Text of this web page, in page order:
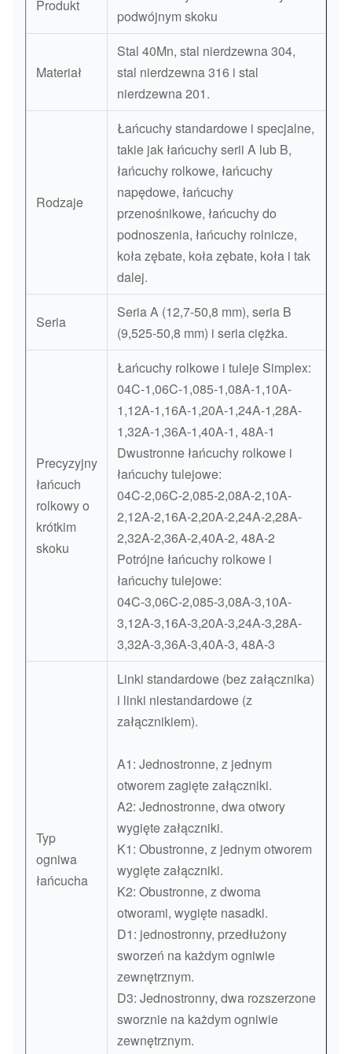
Produkt
podwójnym skoku
Materiał
Stal 40Mn, stal nierdzewna 304,
stal nierdzewna 316 i stal
nierdzewna 201.
Rodzaje
Łańcuchy standardowe i specjalne,
takie jak łańcuchy serii A lub B,
łańcuchy rolkowe, łańcuchy
napędowe, łańcuchy
przenośnikowe, łańcuchy do
podnoszenia, łańcuchy rolnicze,
koła zębate, koła zębate, koła i tak
dalej.
Seria
Seria A (12,7-50,8 mm), seria B
(9,525-50,8 mm) i seria ciężka.
Precyzyjny
łańcuch
rolkowy o
krótkim
skoku
Łańcuchy rolkowe i tuleje Simplex:
04C-1,06C-1,085-1,08A-1,10A-
1,12A-1,16A-1,20A-1,24A-1,28A-
1,32A-1,36A-1,40A-1, 48A-1
Dwustronne łańcuchy rolkowe i
łańcuchy tulejowe:
04C-2,06C-2,085-2,08A-2,10A-
2,12A-2,16A-2,20A-2,24A-2,28A-
2,32A-2,36A-2,40A-2, 48A-2
Potrójne łańcuchy rolkowe i
łańcuchy tulejowe:
04C-3,06C-2,085-3,08A-3,10A-
3,12A-3,16A-3,20A-3,24A-3,28A-
3,32A-3,36A-3,40A-3, 48A-3
Typ
ogniwa
łańcucha
Linki standardowe (bez załącznika)
i linki niestandardowe (z
załącznikiem).
A1: Jednostronne, z jednym
otworem zagięte załączniki.
A2: Jednostronne, dwa otwory
wygięte załączniki.
K1: Obustronne, z jednym otworem
wygięte załączniki.
K2: Obustronne, z dwoma
otworami, wygięte nasadki.
D1: jednostronny, przedłużony
sworzeń na każdym ogniwie
zewnętrznym.
D3: Jednostronny, dwa rozszerzone
sworznie na każdym ogniwie
zewnętrznym.